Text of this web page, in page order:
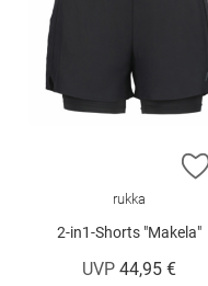
rukka
2-in1-Shorts "Makela"
UVP 44,95 €